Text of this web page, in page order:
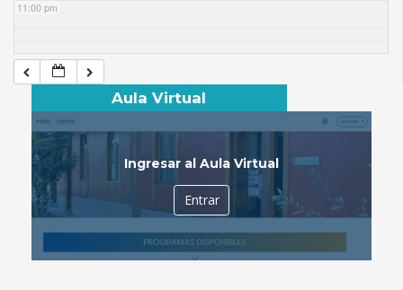
11:00 pm
Aula Virtual
Ingresar al Aula Virtual
Entrar